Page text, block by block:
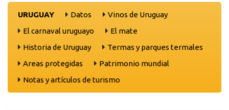
URUGUAY Datos
Vinos de Uruguay
El carnaval uruguayo
El mate
Historia de Uruguay
Termas y parques termales
Areas protegidas
Patrimonio mundial
Notas y artículos de turismo